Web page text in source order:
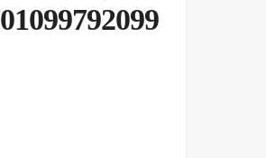
01099792099